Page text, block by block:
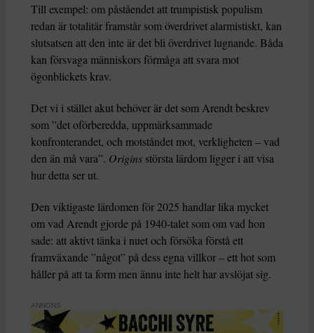
Till exempel: om påståendet att trumpistisk populism
redan är totalitär framstår som överdrivet alarmistiskt, kan
slutsatsen att den inte är det bli överdrivet lugnande. Båda
kan försvaga människors förmåga att svara mot
ögonblickets krav.
Det vi i stället akut behöver är det som Arendt beskrev
som ”det oförberedda, uppmärksammade
konfronterandet, och motståndet mot, verkligheten – vad
den än må vara”. Origins största lärdom ligger i att visa
hur detta ser ut.
Den viktigaste lärdomen för 2025 handlar lika mycket
om vad Arendt gjorde på 1940-talet som om vad hon
sade: att aktivt tänka i nuet och försöka förstå ett
framväxande ”något” på dess egna villkor – ett hot som
håller på att ta form men ännu inte helt har avslöjat sig.
ANNONS